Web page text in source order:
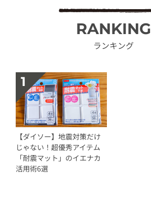
RANKING
ランキング
【ダイソー】地震対策だけ
じゃない！超優秀アイテム
「耐震マット」のイエナカ
活用術6選